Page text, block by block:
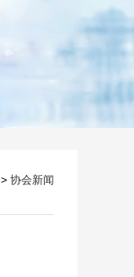
> 协会新闻